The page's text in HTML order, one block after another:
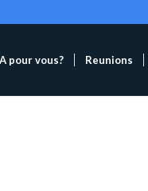
pour vous? Reunions